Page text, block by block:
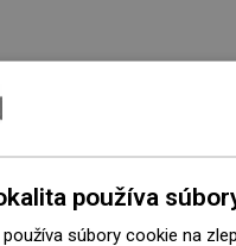
používa
súbory cookie na